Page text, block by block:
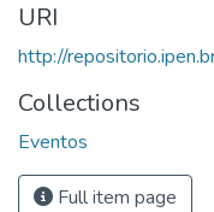
http://
Acesso em: 07 Aug
URI
http://
Collections
Eventos
Full item page